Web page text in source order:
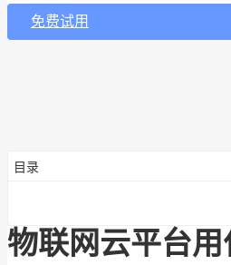
免费试用
目录
物联网云平台